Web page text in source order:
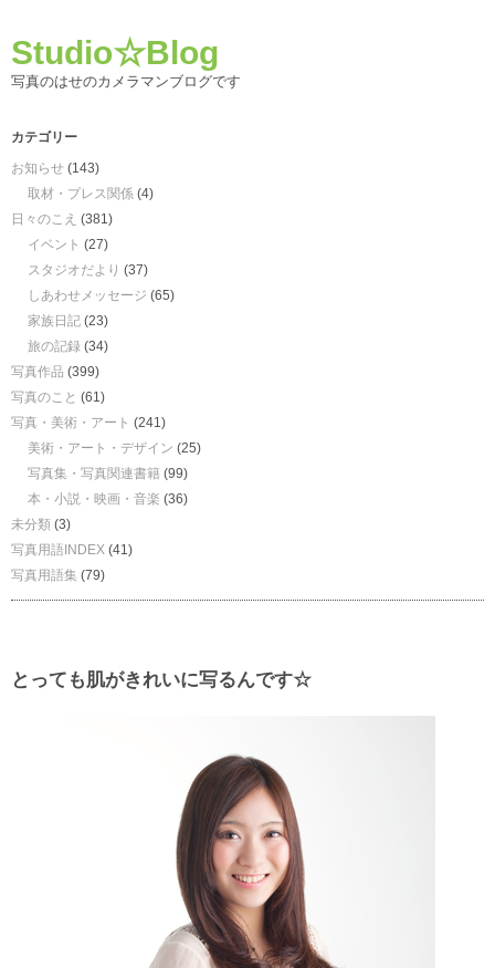
Studio☆Blog
写真のはせのカメラマンブログです
カテゴリー
お知らせ (143)
取材・プレス関係 (4)
日々のこえ (381)
イベント (27)
スタジオだより (37)
しあわせメッセージ (65)
家族日記 (23)
旅の記録 (34)
写真作品 (399)
写真のこと (61)
写真・美術・アート (241)
美術・アート・デザイン (25)
写真集・写真関連書籍 (99)
本・小説・映画・音楽 (36)
未分類 (3)
写真用語INDEX (41)
写真用語集 (79)
とっても肌がきれいに写るんです☆